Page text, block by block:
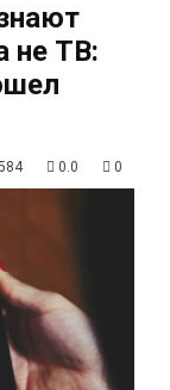
не ТВ:
0.0 0